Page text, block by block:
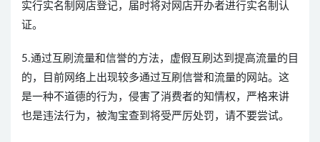
实行实名制网店登记，届时将对网店开办者进行实名制认
证。
5.通过互刷流量和信誉的方法，虚假互刷达到提高流量的目
的，目前网络上出现较多通过互刷信誉和流量的网站。这
是一种不道德的行为，侵害了消费者的知情权，严格来讲
也是违法行为，被淘宝查到将受严厉处罚，请不要尝试。